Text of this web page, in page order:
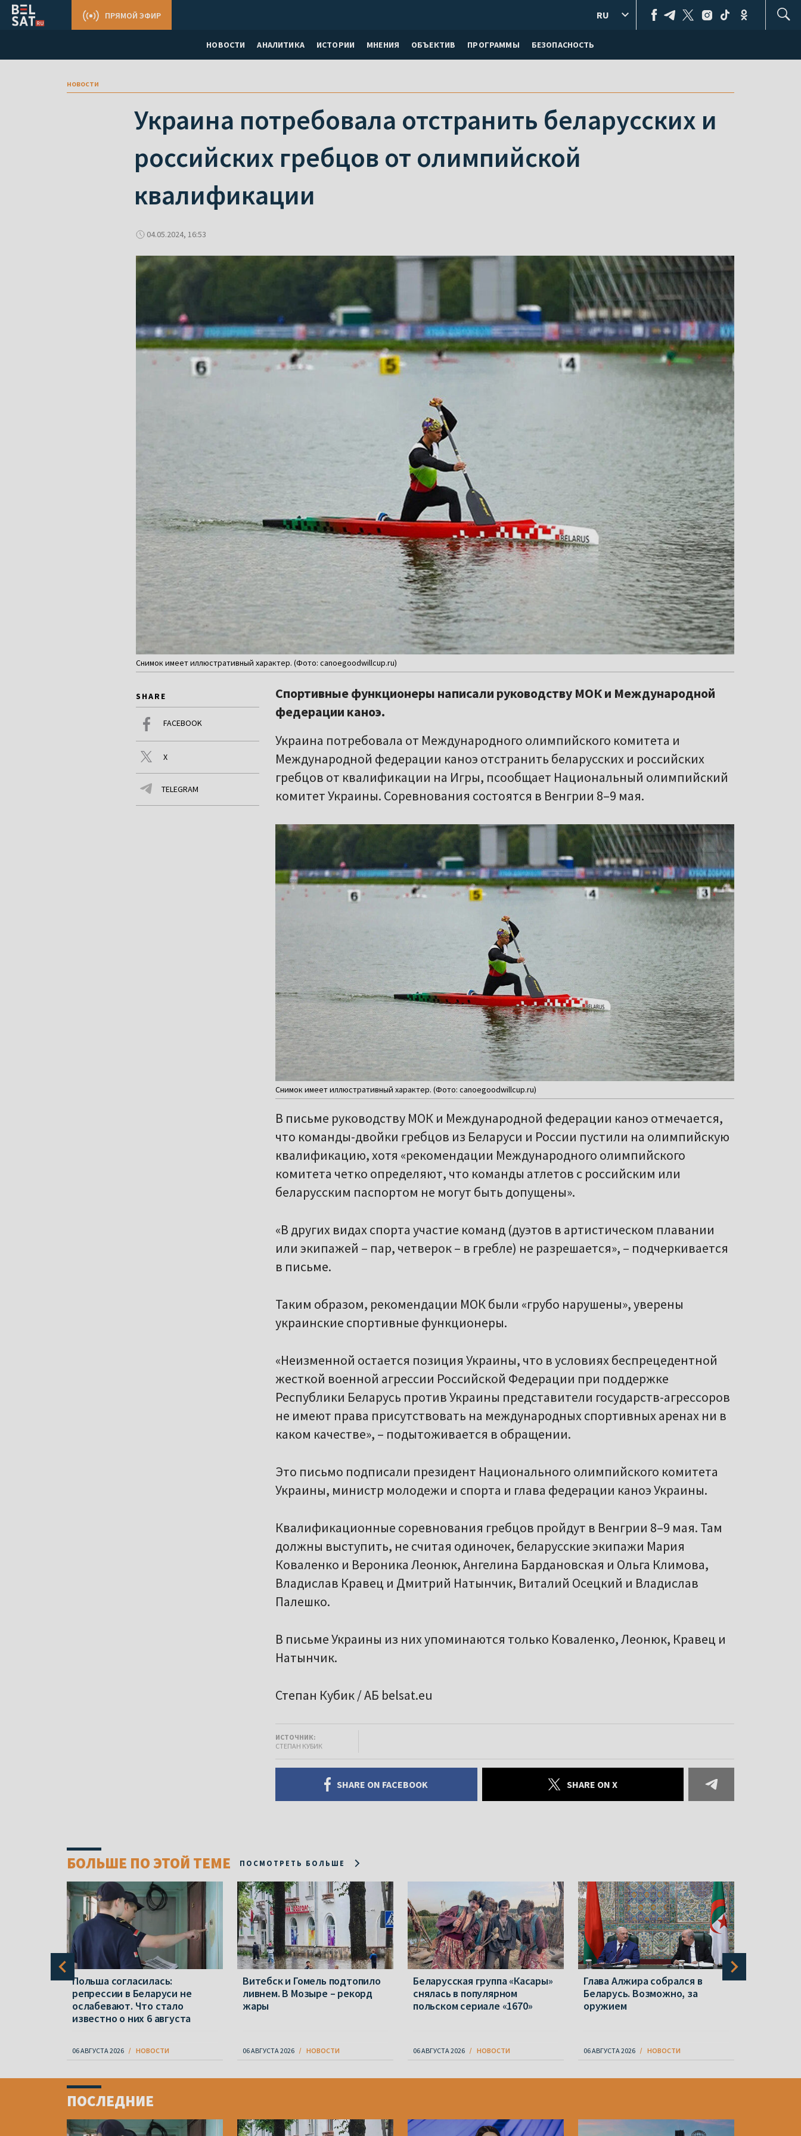
НОВОСТИ АНАЛИТИКА ИСТОРИИ МНЕНИЯ ОБЪЕКТИВ ПРОГРАММЫ БЕЗОПАСНОСТЬ
ПРЯМОЙ ЭФИР RU
новости
Украина потребовала отстранить беларусских и
российских гребцов от олимпийской
квалификации
04.05.2024, 16:53
Снимок имеет иллюстративный характер. (Фото: canoegoodwillcup.ru)
SHARE
FACEBOOK
X
TELEGRAM
Спортивные функционеры написали руководству МОК и Международной
федерации каноэ.
Украина потребовала от Международного олимпийского комитета и
Международной федерации каноэ отстранить беларусских и российских
гребцов от квалификации на Игры, псообщает Национальный олимпийский
комитет Украины. Соревнования состоятся в Венгрии 8–9 мая.
Снимок имеет иллюстративный характер. (Фото: canoegoodwillcup.ru)
В письме руководству МОК и Международной федерации каноэ отмечается,
что команды-двойки гребцов из Беларуси и России пустили на олимпийскую
квалификацию, хотя «рекомендации Международного олимпийского
комитета четко определяют, что команды атлетов с российским или
беларусским паспортом не могут быть допущены».
«В других видах спорта участие команд (дуэтов в артистическом плавании
или экипажей – пар, четверок – в гребле) не разрешается», – подчеркивается
в письме.
Таким образом, рекомендации МОК были «грубо нарушены», уверены
украинские спортивные функционеры.
«Неизменной остается позиция Украины, что в условиях беспрецедентной
жесткой военной агрессии Российской Федерации при поддержке
Республики Беларусь против Украины представители государств-агрессоров
не имеют права присутствовать на международных спортивных аренах ни в
каком качестве», – подытоживается в обращении.
Это письмо подписали президент Национального олимпийского комитета
Украины, министр молодежи и спорта и глава федерации каноэ Украины.
Квалификационные соревнования гребцов пройдут в Венгрии 8–9 мая. Там
должны выступить, не считая одиночек, беларусские экипажи Мария
Коваленко и Вероника Леонюк, Ангелина Бардановская и Ольга Климова,
Владислав Кравец и Дмитрий Натынчик, Виталий Осецкий и Владислав
Палешко.
В письме Украины из них упоминаются только Коваленко, Леонюк, Кравец и
Натынчик.
Степан Кубик / АБ belsat.eu
ИСТОЧНИК:
СТЕПАН КУБИК
SHARE ON FACEBOOK SHARE ON X
БОЛЬШЕ ПО ЭТОЙ ТЕМЕ ПОСМОТРЕТЬ БОЛЬШЕ
Польша согласилась:
репрессии в Беларуси не
ослабевают. Что стало
известно о них 6 августа
06 АВГУСТА 2026 НОВОСТИ
Витебск и Гомель подтопило
ливнем. В Мозыре – рекорд
жары
06 АВГУСТА 2026 НОВОСТИ
Беларусская группа «Касары»
снялась в популярном
польском сериале «1670»
06 АВГУСТА 2026 НОВОСТИ
Глава Алжира собрался в
Беларусь. Возможно, за
оружием
06 АВГУСТА 2026 НОВОСТИ
ПОСЛЕДНИЕ